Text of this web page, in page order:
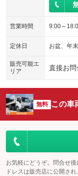
ヒッチメンバー
：装備なし
電動リアゲート
シートエアコン
：装備なし
：装備なし
：装備なし
営業時間 9:00～
定休日 お盆、年
販売可能エ
リア
直接お
無料 この車
お気軽にどうぞ。問合せ
ドレスは販売店に公開され